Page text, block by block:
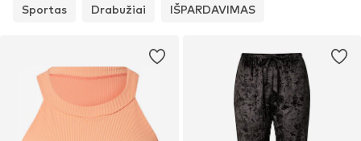
Sportas Drabužiai IŠPARDAVIMAS